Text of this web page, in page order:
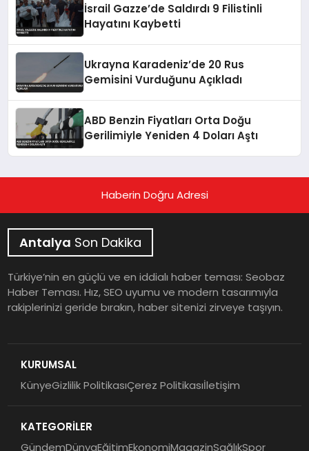
İsrail Gazze’de Saldırdı 9 Filistinli
Hayatını Kaybetti
Ukrayna Karadeniz’de 20 Rus
Gemisini Vurduğunu Açıkladı
ABD Benzin Fiyatları Orta Doğu
Gerilimiyle Yeniden 4 Doları Aştı
Haberin Doğru Adresi
Antalya Son Dakika
Türkiye’nin en güçlü ve en iddialı haber teması: Seobaz
Haber Teması. Hız, SEO uyumu ve modern tasarımıyla
rakiplerinizi geride bırakın, haber sitenizi zirveye taşıyın.
KURUMSAL
KünyeGizlilik PolitikasıÇerez Politikasıİletişim
KATEGORİLER
GündemDünyaEğitimEkonomiMagazinSağlıkSpor